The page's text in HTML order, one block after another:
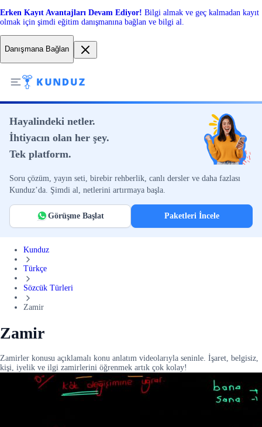
Erken Kayıt Avantajları Devam Ediyor! Bilgi almak ve geç kalmadan kayıt
olmak için şimdi eğitim danışmanına bağlan ve bilgi al.
Danışmana Bağlan
Hayalindeki netler.
İhtiyacın olan her şey.
Tek platform.
Soru çözüm, yayın seti, birebir rehberlik, canlı dersler ve daha fazlası
Kunduz’da. Şimdi al, netlerini artırmaya başla.
Görüşme Başlat Paketleri İncele
Kunduz
Türkçe
Sözcük Türleri
Zamir
Zamir
Zamirler konusu açıklamalı konu anlatım videolarıyla seninle. İşaret, belgisiz,
kişi, iyelik ve ilgi zamirlerini öğrenmek artık çok kolay!